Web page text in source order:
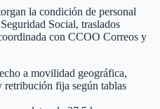
la condición de personal
Social, traslados
con CCOO Correos y
a movilidad geográfica,
retribución fija según tablas